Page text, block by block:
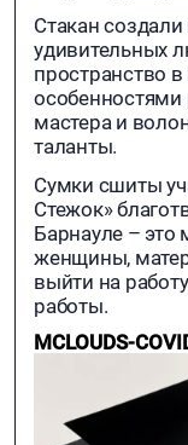
Стакан
удивительных
пространство
особенностями
мастера и
таланты.
Сумки сшиты
Стежок»
Барнауле –
женщины,
выйти на
работы.
MCLOUDS-